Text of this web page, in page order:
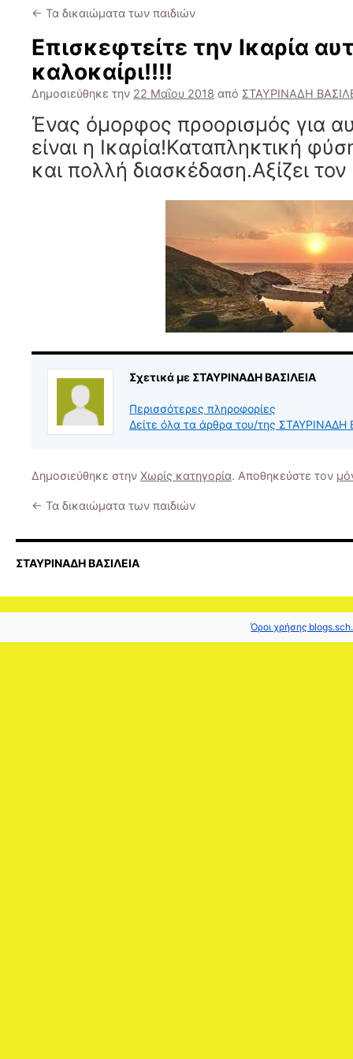
← Τα δικαιώματα των παιδιών
Επισκεφτείτε την Ικαρία
καλοκαίρι!!!!
Δημοσιεύθηκε την 22 Μαΐου 2018 από ΣΤΑΥΡΙΝΑΔΗ
Ένας όμορφος προορισμός για
είναι η Ικαρία!Καταπληκτική
και πολλή διασκέδαση.Αξίζει
Σχετικά με ΣΤΑΥΡΙΝΑΔΗ ΒΑΣΙΛΕΙΑ
Περισσότερες πληροφορίες
Δείτε όλα τα άρθρα του/της ΣΤΑΥΡΙΝΑΔΗ
Δημοσιεύθηκε στην Χωρίς κατηγορία. Αποθηκεύστε τον
← Τα δικαιώματα των παιδιών
ΣΤΑΥΡΙΝΑΔΗ ΒΑΣΙΛΕΙΑ
Όροι χρήσης